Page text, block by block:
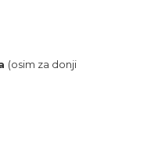
(osim za donji